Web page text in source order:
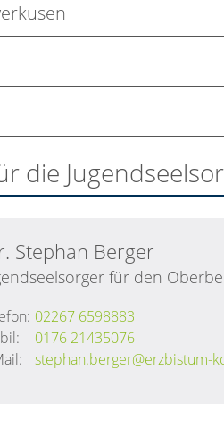
die
Stephan Berger
für den
02267 6598883
0176 21435076
stephan.berger@erzbistum-